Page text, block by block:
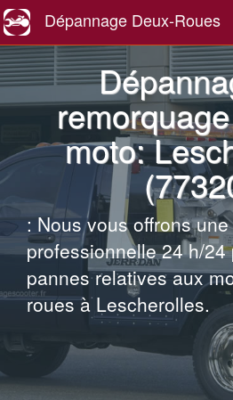
Dépannage Deux-Roues
moto:
: Nous vous offrons
professionnelle 24 h/
pannes relatives aux
roues à Lescherolles.